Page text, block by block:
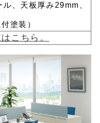
天板厚み29mm、
塗装）
こちら。